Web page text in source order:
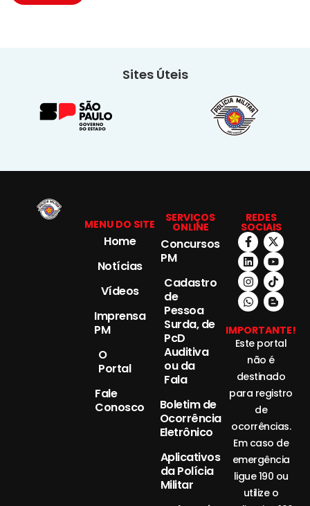
Sites Úteis
MENU DO SITE
Home
Notícias
Vídeos
Imprensa
PM
O
Portal
Fale
Conosco
SERVIÇOS
ONLINE
Concursos
PM
Cadastro
de
Pessoa
Surda, de
PcD
Auditiva
ou da
Fala
Boletim de
Ocorrência
Eletrônico
Aplicativos
da Polícia
Militar
REDES
SOCIAIS
IMPORTANTE!
Este portal
não é
destinado
para registro
de
ocorrências.
Em caso de
emergência
ligue 190 ou
utilize o